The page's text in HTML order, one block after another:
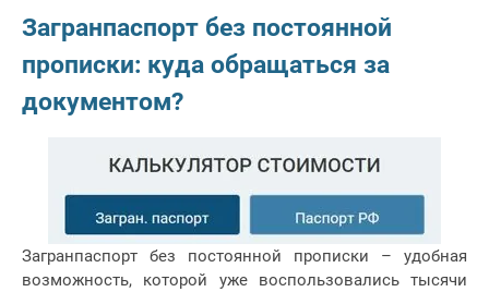
Загранпаспорт без постоянной
прописки: куда обращаться за
документом?
Загранпаспорт без постоянной прописки – удобная
возможность, которой уже воспользовались тысячи